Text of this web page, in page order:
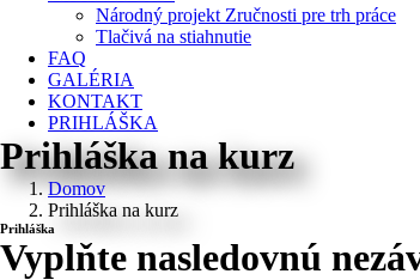
Národný projekt Zručnosti pre trh práce
Tlačivá na stiahnutie
FAQ
GALÉRIA
KONTAKT
PRIHLÁŠKA
Prihláška na kurz
Domov
Prihláška na kurz
Prihláška
Vyplňte nasledovnú